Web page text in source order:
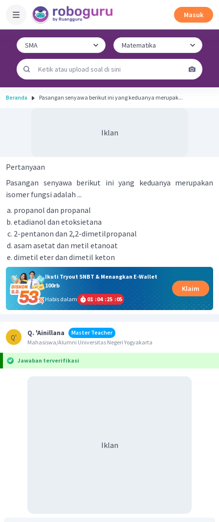
Masuk
Beranda Pasangan senyawa berikut ini yang keduanya merupak...
Iklan
Pertanyaan
Pasangan senyawa berikut ini yang keduanya merupakan
isomer fungsi adalah ...
propanol dan propanal
etadianol dan etoksietana
2-pentanon dan 2,2-dimetilpropanal
asam asetat dan metil etanoat
dimetil eter dan dimetil keton
Ikuti Tryout SNBT & Menangkan E-Wallet
100rb
Habis dalam
01 :04 :25 :05
Klaim
Q'
Q. 'Ainillana
Master Teacher
Mahasiswa/Alumni Universitas Negeri Yogyakarta
Jawaban terverifikasi
Iklan